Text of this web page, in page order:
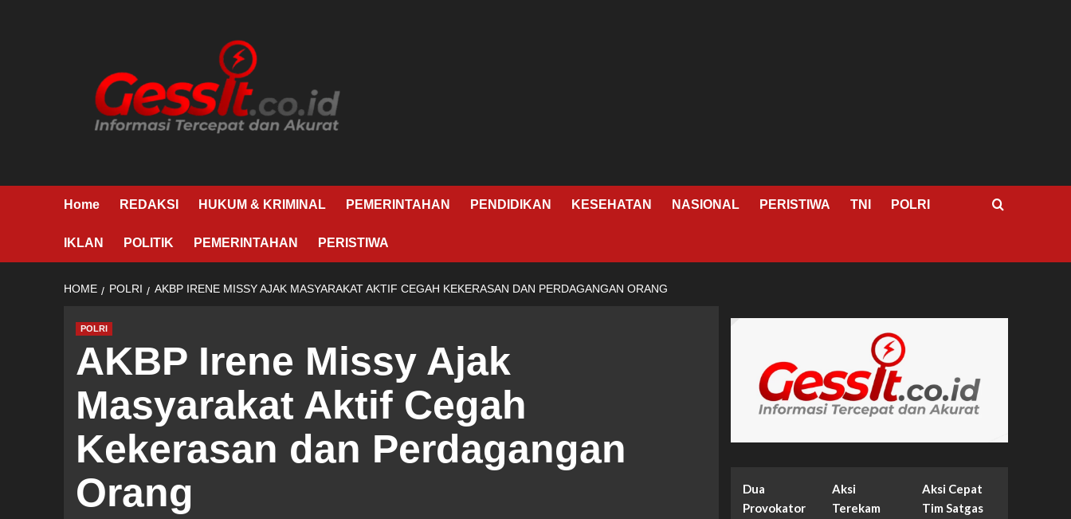
Home REDAKSI HUKUM & KRIMINAL PEMERINTAHAN PENDIDIKAN KESEHATAN NASIONAL PERISTIWA TNI POLRI
IKLAN POLITIK PEMERINTAHAN PERISTIWA
HOME POLRI AKBP IRENE MISSY AJAK MASYARAKAT AKTIF CEGAH KEKERASAN DAN PERDAGANGAN ORANG
POLRI
AKBP Irene Missy Ajak
Masyarakat Aktif Cegah
Kekerasan dan Perdagangan
Orang
Dua
Provokator
Aksi
Terekam
Aksi Cepat
Tim Satgas